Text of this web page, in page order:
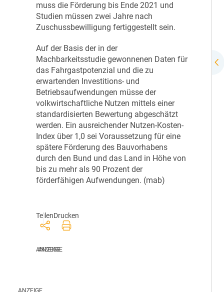
muss die Förderung bis Ende 2021 und
Studien müssen zwei Jahre nach
Zuschussbewilligung fertiggestellt sein.
Auf der Basis der in der
Machbarkeitsstudie gewonnenen Daten für
das Fahrgastpotenzial und die zu
erwartenden Investitions- und
Betriebsaufwendungen müsse der
volkwirtschaftliche Nutzen mittels einer
standardisierten Bewertung abgeschätzt
werden. Ein ausreichender Nutzen-Kosten-
Index über 1,0 sei Voraussetzung für eine
spätere Förderung des Bauvorhabens
durch den Bund und das Land in Höhe von
bis zu mehr als 90 Prozent der
förderfähigen Aufwendungen. (mab)
TeilenDrucken